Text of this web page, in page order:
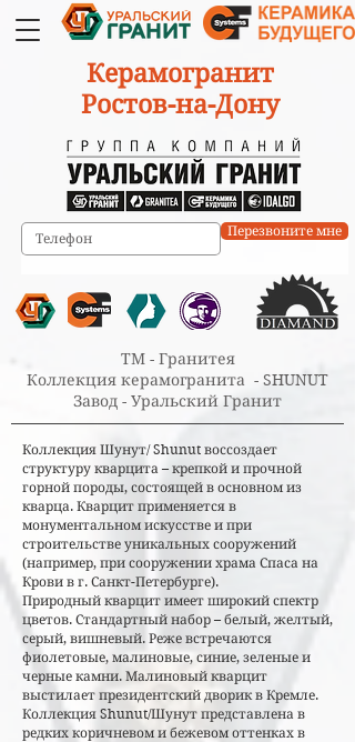
Керамогранит
Ростов-на-Дону
Перезвоните мне
ТМ - Гранитея
Коллекция керамогранита - SHUNUT
Завод - Уральский Гранит
Коллекция Шунут/ Shunut воссоздает
структуру кварцита – крепкой и прочной
горной породы, состоящей в основном из
кварца. Кварцит применяется в
монументальном искусстве и при
строительстве уникальных сооружений
(например, при сооружении храма Спаса на
Крови в г. Санкт-Петербурге).
Природный кварцит имеет широкий спектр
цветов. Стандартный набор – белый, желтый,
серый, вишневый. Реже встречаются
фиолетовые, малиновые, синие, зеленые и
черные камни. Малиновый кварцит
выстилает президентский дворик в Кремле.
Коллекция Shunut/Шунут представлена в
редких коричневом и бежевом оттенках в